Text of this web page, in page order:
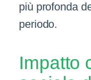
più profonda
periodo.
Impatto